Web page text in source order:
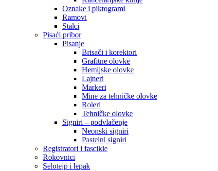
Oznake i piktogrami
Ramovi
Stalci
Pisaći pribor
Pisanje
Brisači i korektori
Grafitne olovke
Hemijske olovke
Lajneri
Markeri
Mine za tehničke olovke
Roleri
Tehničke olovke
Signiri – podvlačenje
Neonski signiri
Pastelni signiri
Registratori i fascikle
Rokovnici
Selotejp i lepak